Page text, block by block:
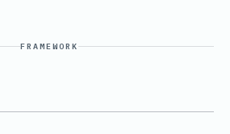
FRAMEWORK